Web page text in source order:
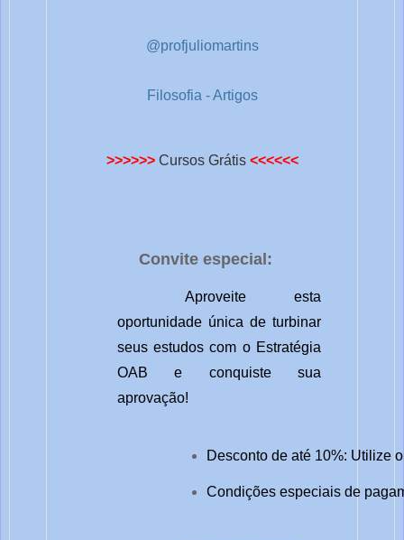
@profjuliomartins
Filosofia - Artigos
>>>>>> Cursos Grátis <<<<<<
Convite especial:
Aproveite esta
oportunidade única de turbinar
seus estudos com o Estratégia
OAB e conquiste sua
aprovação!
Desconto de até 10%: Utilize
Condições especiais de